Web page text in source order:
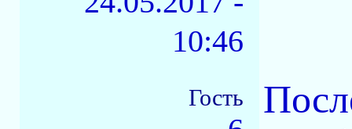
10:46
Гость